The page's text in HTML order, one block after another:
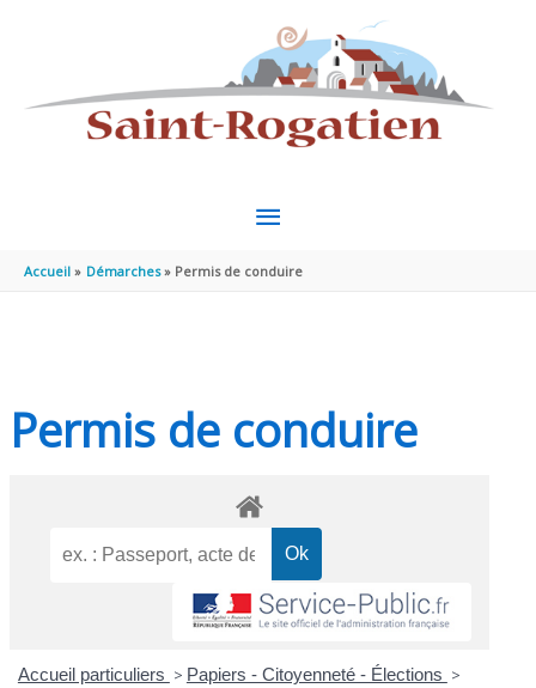
MENU
PRINCIPAL
Accueil Démarches Permis de conduire
Permis de conduire
Accueil particuliers > Papiers - Citoyenneté - Élections >